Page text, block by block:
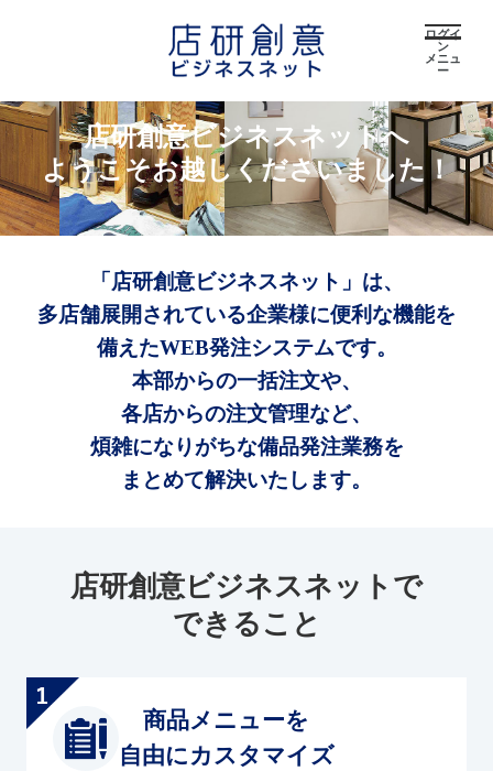
ログイ
ン
メニュ
ー
店研創意ビジネスネットへ
ようこそお越しくださいました！
「店研創意ビジネスネット」は、
多店舗展開されている企業様に便利な機能を
備えたWEB発注システムです。
本部からの一括注文や、
各店からの注文管理など、
煩雑になりがちな備品発注業務を
まとめて解決いたします。
店研創意ビジネスネットで
できること
商品メニューを
自由にカスタマイズ